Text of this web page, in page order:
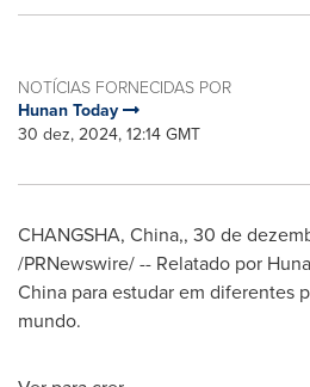
NOTÍCIAS FORNECIDAS POR
Hunan Today
30 dez, 2024, 12:14 GMT
CHANGSHA, China,, 30 de
/PRNewswire/ -- Relatado por
China para estudar em diferentes
mundo.